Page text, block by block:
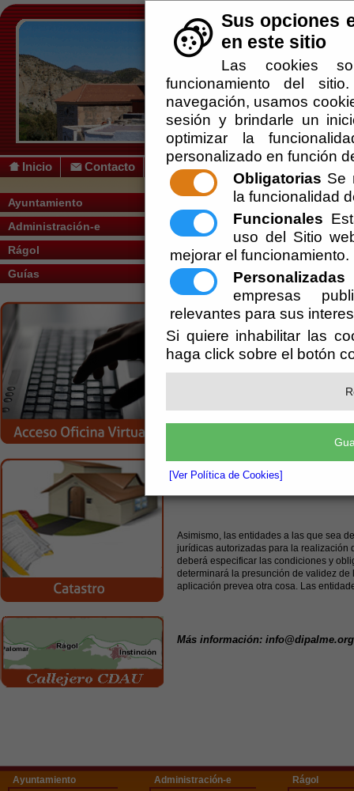
Sus opciones
en este sitio
Las cookies
funcionamiento del
navegación, usamos
sesión y brindarle un
optimizar la
personalizado en función
Obligatorias Se
la funcionalidad
Funcionales
uso del Sitio
mejorar el funcionamiento.
Personalizadas
empresas
relevantes para sus
Si quiere inhabilitar las
haga click sobre el botón
[Ver Política de Cookies]
Inicio Contacto
Ayuntamiento
Administración-e
Rágol
Guías
Usted se encuentra aquí:Inicio //
Escuchar
Artículo 17.
Las
relacionarse y
previstos en
de aplicación este reglamento y con la
representación también tenga valor en
con independencia del medio
ciudadano mediante algún
consultable en la respectiva sede
ciudadano deberá identificarse y
Asimismo, las entidades a las que sea
jurídicas autorizadas para la realización
deberá especificar las condiciones y
determinará la presunción de validez
aplicación prevea otra cosa. Las
Más información: info@dipalme.org
Ayuntamiento
Administración-e
Rágol